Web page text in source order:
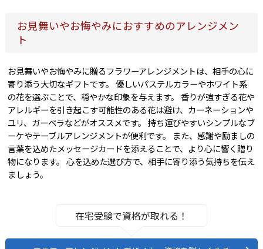
お見舞いやお悔やみにおすすめのアレンジメン
ト
お見舞いやお悔やみに贈るフラワーアレンジメントは、相手の心に
寄り添う大切なギフトです。 優しいパステルカラーやホワイト系
の花を選ぶことで、穏やかな印象を与えます。 香りが強すぎる花や
アレルギーを引き起こす可能性のある花は避け、カーネーションや
ユリ、ガーベラなどがオススメです。 持ち運びやすいシンプルなブ
ーケやテーブルアレンジメントが便利です。 また、感謝や励ましの
言葉を込めたメッセージカードを添えることで、より心に響く贈り
物になります。 心を込めた選び方で、相手に寄り添う気持ちを伝え
ましょう。
在宅受験で資格が取れる！